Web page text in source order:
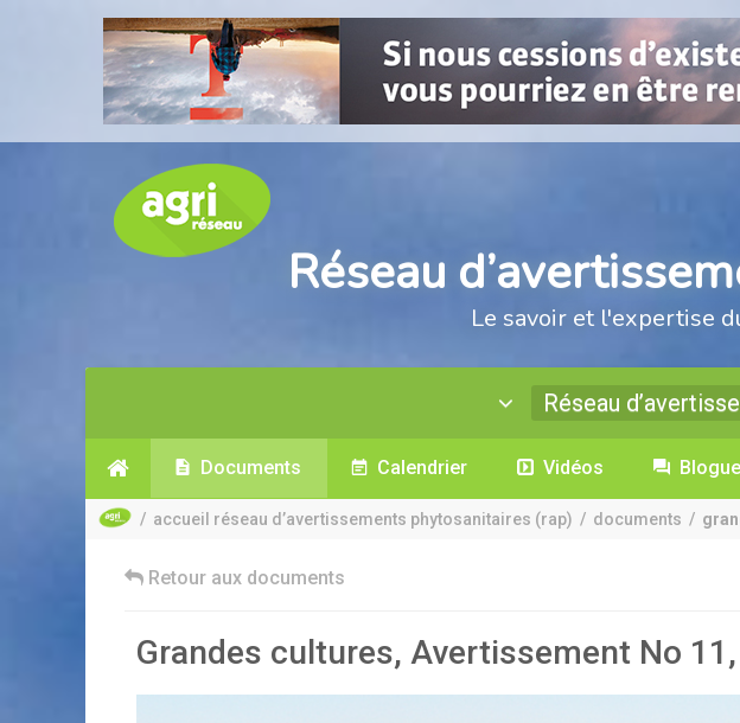
Réseau
Le savoir et l'expertise
Réseau
Documents Calendrier Vidéos Blogue
/ accueil réseau d’avertissements phytosanitaires (rap) / documents /
Retour aux documents
Grandes cultures, Avertissement No